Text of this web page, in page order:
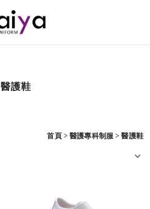
醫護鞋
首頁>醫護專科制服>醫護鞋